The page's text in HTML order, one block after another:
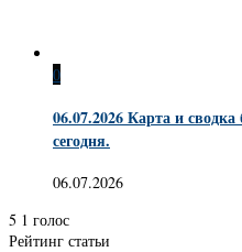
0
06.07.2026 Карта и
сегодня.
06.07.2026
5 1 голос
Рейтинг статьи